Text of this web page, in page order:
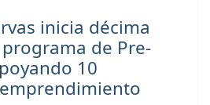
inicia décima
de Pre-
10